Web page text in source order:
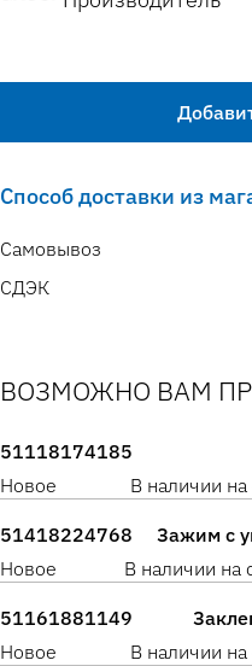
Способ доставки из
Самовывоз
СДЭК
ВОЗМОЖНО ВАМ
51118174185
Новое
В наличии
51418224768
Зажим с
Новое
В наличии на
51161881149
Новое
В наличии